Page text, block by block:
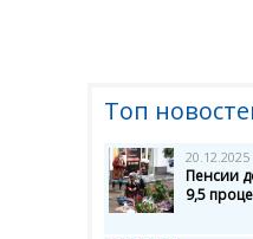
Топ
20.12.2025
Пенсии
9,5